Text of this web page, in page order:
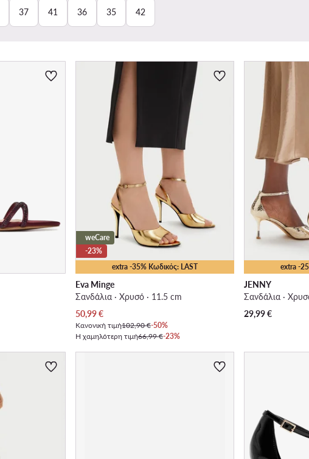
37 41 36 35 42
extra -35% Κωδικός: LAST
weCare
-23%
Eva Minge
Σανδάλια · Χρυσό · 11.5 cm
Τρέχουσα τιμή
50,99€
Κανονική τιμή102,90 €-50%
Η χαμηλότερη τιμή66,99 €-23%
extra -
JENNY
Σανδάλια ·
29,99€